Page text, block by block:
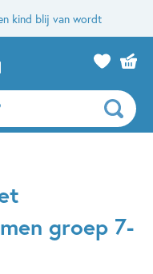
kind blij van wordt
groep 7-